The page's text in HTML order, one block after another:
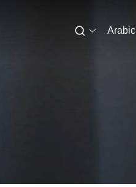
Arabic